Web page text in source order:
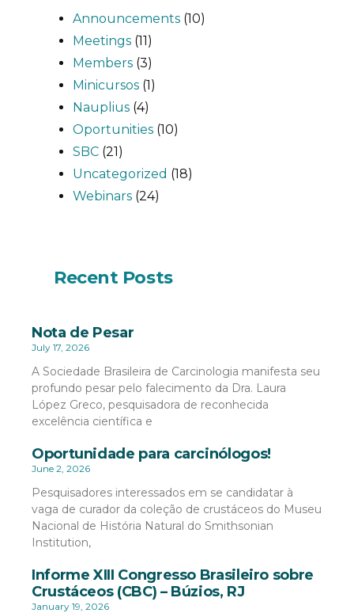
Announcements (10)
Meetings (11)
Members (3)
Minicursos (1)
Nauplius (4)
Oportunities (10)
SBC (21)
Uncategorized (18)
Webinars (24)
Recent Posts
Nota de Pesar
July 17, 2026
A Sociedade Brasileira de Carcinologia manifesta seu
profundo pesar pelo falecimento da Dra. Laura
López Greco, pesquisadora de reconhecida
excelência científica e
Oportunidade para carcinólogos!
June 2, 2026
Pesquisadores interessados em se candidatar à
vaga de curador da coleção de crustáceos do Museu
Nacional de História Natural do Smithsonian
Institution,
Informe XIII Congresso Brasileiro sobre
Crustáceos (CBC) – Búzios, RJ
January 19, 2026